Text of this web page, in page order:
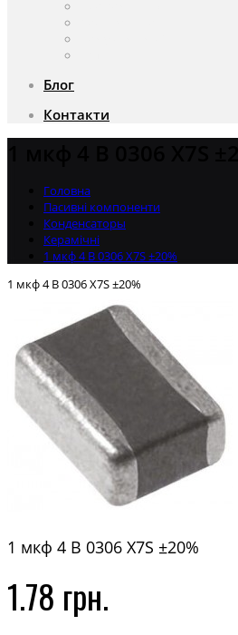
Блог
Контакти
Головна
Пасивні компоненти
Конденсаторы
Керамічні
1 мкф 4 В 0306 X7S ±20%
1 мкф 4 В 0306 X7S ±20%
1 мкф 4 В 0306 X7S ±20%
1.78 грн.